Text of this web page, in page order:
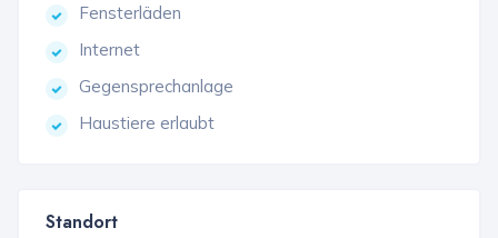
Fensterläden
Internet
Gegensprechanlage
Haustiere erlaubt
Standort